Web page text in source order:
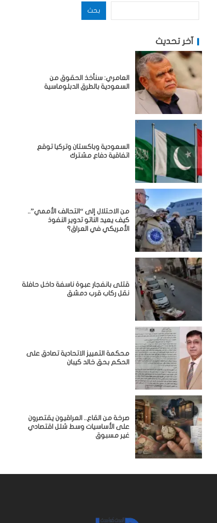
بحث
آخر تحديث
العامري: سنأخذ الحقوق من
السعودية بالطرق الدبلوماسية
السعودية وباكستان وتركيا توقع
اتفاقية دفاع مشترك
من الاحتلال إلى “التحالف الأممي”..
كيف يعيد الناتو تدوير النفوذ
الأمريكي في العراق؟
قتلى بانفجار عبوة ناسفة داخل حافلة
نقل ركاب قرب دمشق
محكمة التمييز الاتحادية تصادق على
الحكم بحق خالد كيبان
صرخة من القاع.. العراقيون يقتصرون
على الأساسيات وسط شلل اقتصادي
غير مسبوق